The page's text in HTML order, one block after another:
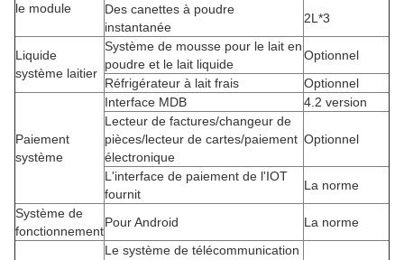
le module
Des canettes à poudre
instantanée
2L*3
Liquide
système laitier
Système de mousse pour le lait en
poudre et le lait liquide
Optionnel
Réfrigérateur à lait frais
Optionnel
Paiement
système
Interface MDB
4.2 version
Lecteur de factures/changeur de
pièces/lecteur de cartes/paiement
électronique
Optionnel
L'interface de paiement de l'IOT
fournit
La norme
Système de
fonctionnement
Pour Android La norme
Le système de télécommunication